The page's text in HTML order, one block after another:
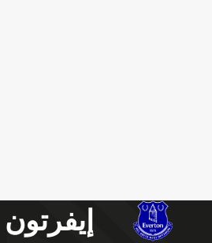
إيفرتون